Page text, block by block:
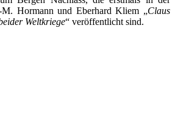
Hor­mann und Eber­hard Kli­em „Claus
Welt­krie­ge“ ver­öf­fent­licht sind.